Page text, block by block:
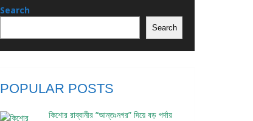
Search
Search
POPULAR POSTS
কিশোর রাব্বানীর “আন্তঃনগর” দিয়ে বড় পর্দায়